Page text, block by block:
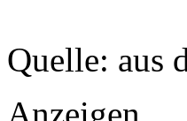
Quelle: aus
Anzeigen